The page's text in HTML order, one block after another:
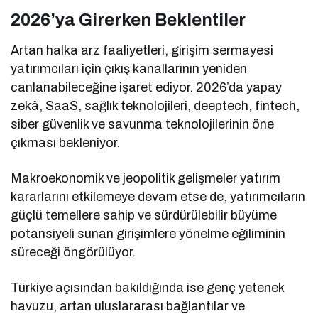
2026’ya Girerken Beklentiler
Artan halka arz faaliyetleri, girişim sermayesi
yatırımcıları için çıkış kanallarının yeniden
canlanabileceğine işaret ediyor. 2026’da yapay
zekâ, SaaS, sağlık teknolojileri, deeptech, fintech,
siber güvenlik ve savunma teknolojilerinin öne
çıkması bekleniyor.
Makroekonomik ve jeopolitik gelişmeler yatırım
kararlarını etkilemeye devam etse de, yatırımcıların
güçlü temellere sahip ve sürdürülebilir büyüme
potansiyeli sunan girişimlere yönelme eğiliminin
süreceği öngörülüyor.
Türkiye açısından bakıldığında ise genç yetenek
havuzu, artan uluslararası bağlantılar ve